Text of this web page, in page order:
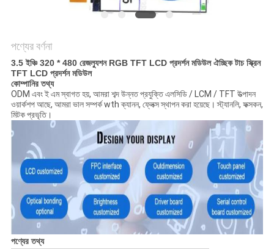
পণ্যের বর্ণনা
3.5 ইঞ্চি 320 * 480 রেজল্যুশন RGB TFT LCD প্রদর্শন মডিউল ঐচ্ছিক টাচ স্ক্রিন
TFT LCD প্রদর্শন মডিউল
কোম্পানির তথ্য
ODM এবং ই এম স্বাগত হয়, আমরা শব্দ উন্নত প্রযুক্তি এলসিডি / LCM / TFT উত্পাদন
ওয়ার্কশপ আছে, আমরা ভাল সম্পর্ক wth ক্যানন, ফ্লেক্স স্থাপন করা হয়েছে। স্ট্যানলি, ফক্সকন,
মিটক প্রভৃতি।
পণ্যের তথ্য